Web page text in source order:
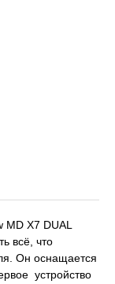
X7 DUAL
всё, что
Он оснащается
устройство